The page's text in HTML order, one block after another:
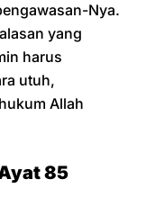
Nya.
yang
harus
utuh,
Allah
85